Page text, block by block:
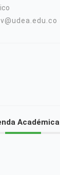
Académica